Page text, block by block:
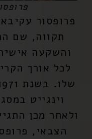
פרופסור
תקווה, שם
והשקעה
לכל אורך
וינגייט
ולאחר מכן
הצבאי,